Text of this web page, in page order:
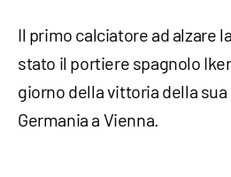
Il primo calciatore ad alzare
stato il portiere spagnolo
giorno della vittoria della
Germania a Vienna.